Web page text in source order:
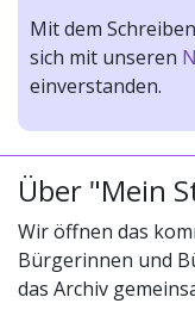
Mit dem
sich mit unseren
einverstanden.
Über "Mein
Wir öffnen das
Bürgerinnen und
das Archiv